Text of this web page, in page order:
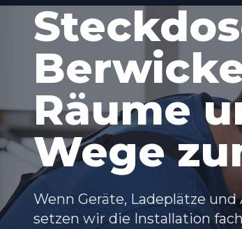
Räume
Wege
Wenn Geräte, Ladeplätze
setzen wir die Installation